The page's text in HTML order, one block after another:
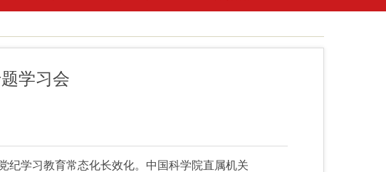
学习会
纪学习教育常态化长效化。 中国科学院直属机关